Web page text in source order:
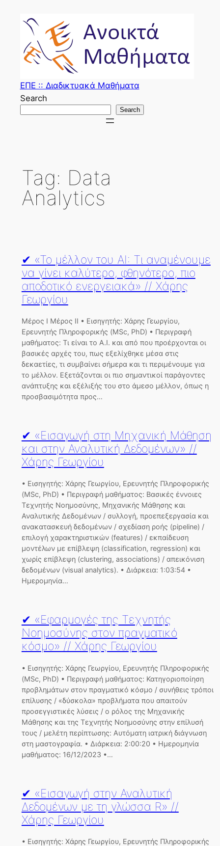
content
ΕΠΕ :: Διαδικτυακά Μαθήματα
Search
Search
Tag: Data
Analytics
✔ «Το μέλλον του ΑΙ: Τι αναμένουμε
να γίνει καλύτερο, φθηνότερο, πιο
αποδοτικό ενεργειακά» // Χάρης
Γεωργίου
Μέρος Ι Μέρος ΙΙ • Εισηγητής: Χάρης Γεωργίου,
Ερευνητής Πληροφορικής (MSc, PhD) • Περιγραφή
μαθήματος: Τι είναι το Α.Ι. και από που προέρχονται οι
βασικές αρχές του, πως εξελίχθηκε μέσα στις
δεκαετίες, τι συμβαίνει σήμερα και τι περιμένουμε για
το μέλλον. Εξετάζονται οι πιο σημαντικοί παράγοντες
ανάπτυξης και εξέλιξής του στο άμεσο μέλλον, όπως η
προσβασιμότητα προς…
✔ «Εισαγωγή στη Μηχανική Μάθηση
και στην Αναλυτική Δεδομένων» //
Χάρης Γεωργίου
• Εισηγητής: Χάρης Γεωργίου, Ερευνητής Πληροφορικής
(MSc, PhD) • Περιγραφή μαθήματος: Βασικές έννοιες
Τεχνητής Νοημοσύνης, Μηχανικής Μάθησης και
Αναλυτικής Δεδομένων / συλλογή, προεπεξεργασία και
ανακατασκευή δεδομένων / σχεδίαση ροής (pipeline) /
επιλογή χαρακτηριστικών (features) / εκπαίδευση
μοντέλων με επίβλεψη (classification, regression) και
χωρίς επίβλεψη (clustering, associations) / απεικόνιση
δεδομένων (visual analytics). • Διάρκεια: 1:03:54 •
Ημερομηνία…
✔ «Εφαρμογές της Τεχνητής
Νοημοσύνης στον πραγματικό
κόσμο» // Χάρης Γεωργίου
• Εισηγητής: Χάρης Γεωργίου, Ερευνητής Πληροφορικής
(MSc, PhD) • Περιγραφή μαθήματος: Κατηγοριοποίηση
προβλημάτων στον πραγματικό κόσμο / συνήθεις τρόποι
επίλυσης / «δύσκολα» προβλήματα που απαιτούν
προσεγγιστικές λύσεις / ο ρόλος της Μηχανικής
Μάθησης και της Τεχνητής Νοημοσύνης στην επίλυσή
τους / μελέτη περίπτωσης: Αυτόματη ιατρική διάγνωση
στη μαστογραφία. • Διάρκεια: 2:00:20 • Ημερομηνία
μαθήματος: 16/12/2023 •…
✔ «Εισαγωγή στην Αναλυτική
Δεδομένων με τη γλώσσα R» //
Χάρης Γεωργίου
• Εισηγητής: Χάρης Γεωργίου, Ερευνητής Πληροφορικής